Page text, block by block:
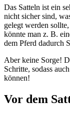
Das Satteln ist ein
nicht sicher sind,
gelegt werden
könnte man z. B.
dem Pferd dadurch
Aber keine Sorge!
Schritte, sodass
können!
Vor dem